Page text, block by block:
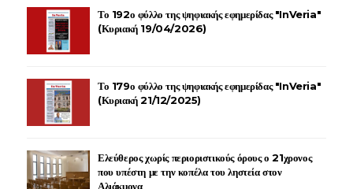
Το 192ο φύλλο της ψηφιακής εφημερίδας "InVeria"
(Κυριακή 19/04/2026)
Το 179ο φύλλο της ψηφιακής εφημερίδας "InVeria"
(Κυριακή 21/12/2025)
Ελεύθερος χωρίς περιοριστικούς όρους ο 21χρονος
που υπέστη με την κοπέλα του ληστεία στον
Αλιάκμονα